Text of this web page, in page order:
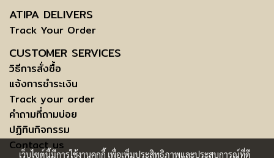
ATIPA DELIVERS
Track Your Order
CUSTOMER SERVICES
วิธีการสั่งซื้อ
แจ้งการชำระเงิน
Track your order
คำถามที่ถามบ่อย
ปฏิทินกิจกรรม
Contact us
เว็บไซต์นี้มีการใช้งานคุกกี้ เพื่อเพิ่มประสิทธิภาพและประสบการณ์ที่ดี